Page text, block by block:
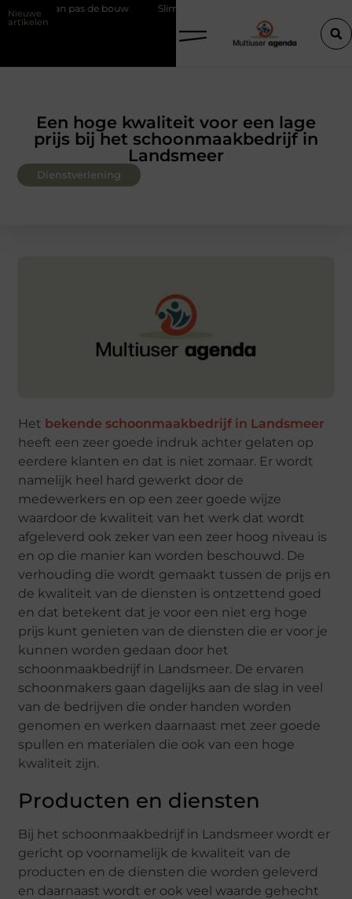
Nieuwe
artikelen
pas de bouw Slim kiezen voor wisselweer met een tussenjas
Een hoge kwaliteit voor een lage
prijs bij het schoonmaakbedrijf in
Landsmeer
Dienstverlening
Het bekende schoonmaakbedrijf in Landsmeer
heeft een zeer goede indruk achter gelaten op
eerdere klanten en dat is niet zomaar. Er wordt
namelijk heel hard gewerkt door de
medewerkers en op een zeer goede wijze
waardoor de kwaliteit van het werk dat wordt
afgeleverd ook zeker van een zeer hoog niveau is
en op die manier kan worden beschouwd. De
verhouding die wordt gemaakt tussen de prijs en
de kwaliteit van de diensten is ontzettend goed
en dat betekent dat je voor een niet erg hoge
prijs kunt genieten van de diensten die er voor je
kunnen worden gedaan door het
schoonmaakbedrijf in Landsmeer. De ervaren
schoonmakers gaan dagelijks aan de slag in veel
van de bedrijven die onder handen worden
genomen en werken daarnaast met zeer goede
spullen en materialen die ook van een hoge
kwaliteit zijn.
Producten en diensten
Bij het schoonmaakbedrijf in Landsmeer wordt er
gericht op voornamelijk de kwaliteit van de
producten en de diensten die worden geleverd
en daarnaast wordt er ook veel waarde gehecht